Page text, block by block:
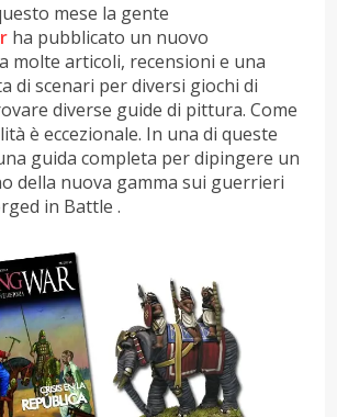
mese la gente
ha pubblicato un nuovo
molte articoli, recensioni e una
di scenari per diversi giochi di
diverse guide di pittura. Come
è eccezionale. In una di queste
guida completa per dipingere un
della nuova gamma sui guerrieri
in Battle .